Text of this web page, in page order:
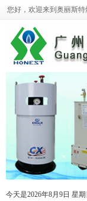
您好，欢迎来到奥丽斯
今天是2026年8月9日 星期